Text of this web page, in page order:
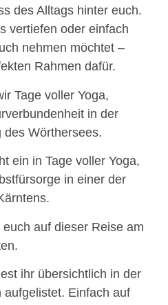
des Alltags hinter euch.
vertiefen oder einfach
nehmen möchtet –
Rahmen dafür.
Tage voller Yoga,
in der
des Wörthersees.
ein in Tage voller Yoga,
in einer der
auf dieser Reise am
ihr übersichtlich in der
Einfach auf